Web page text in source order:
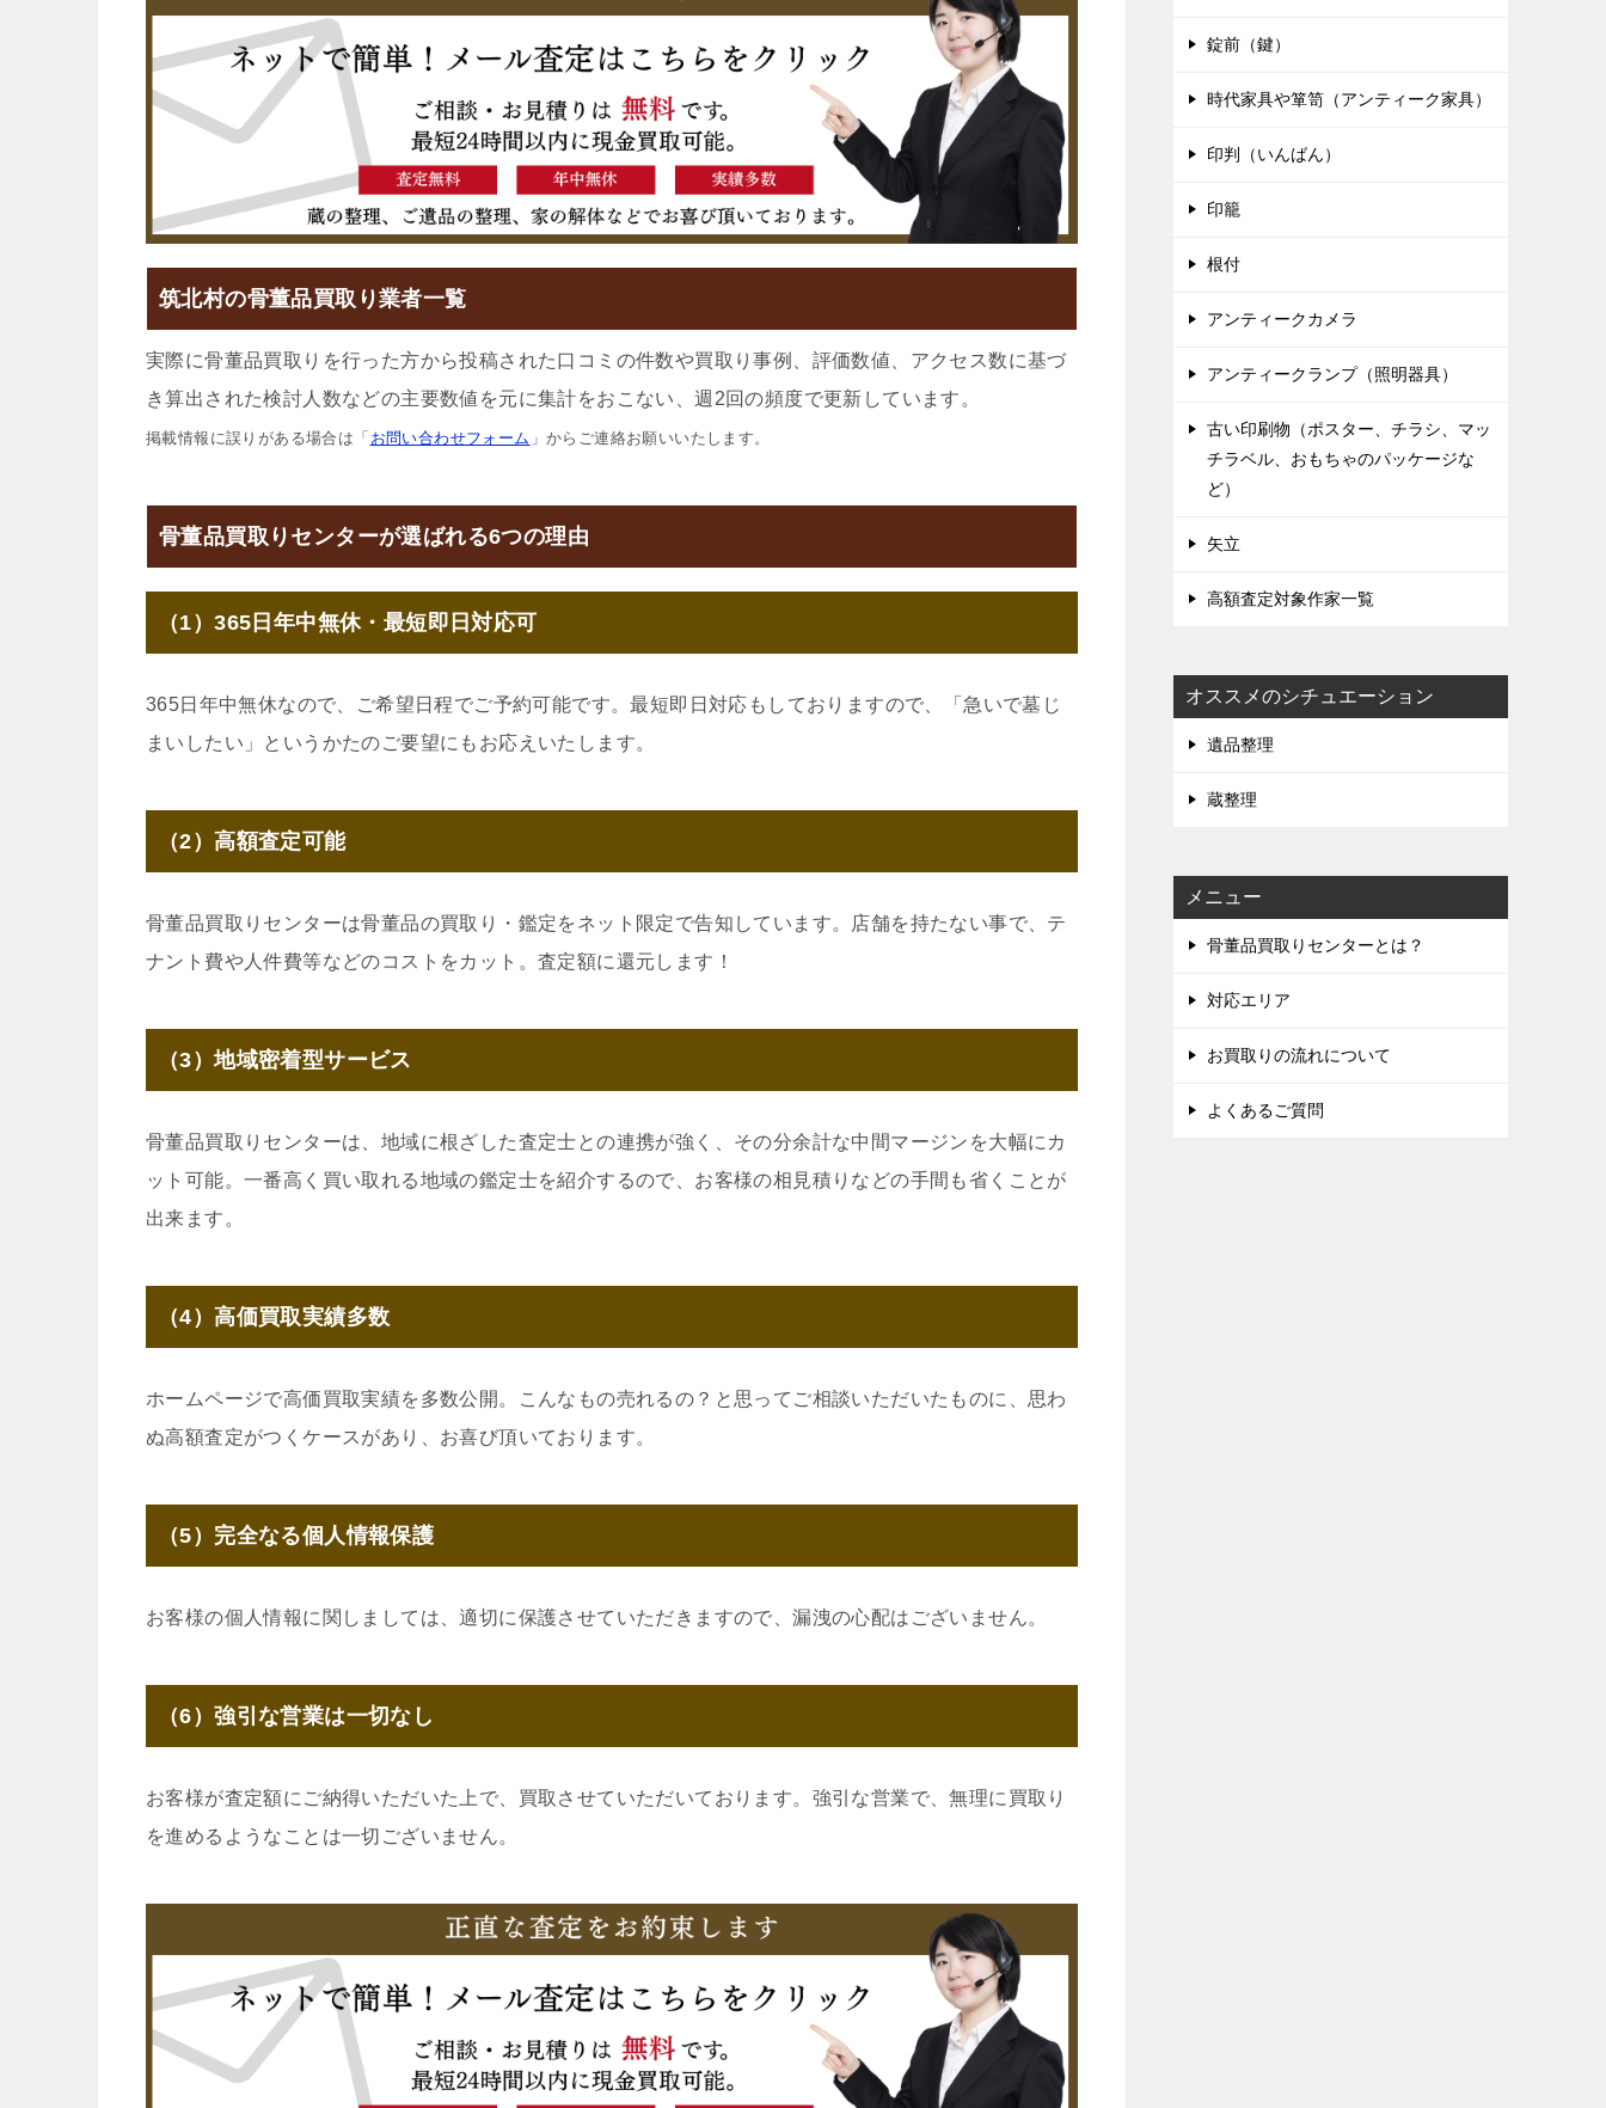
筑北村の骨董品買取り業者一覧
実際に骨董品買取りを行った方から投稿された口コミの件数や買取り事例、評価数値、アクセス数に基づ
き算出された検討人数などの主要数値を元に集計をおこない、週2回の頻度で更新しています。
掲載情報に誤りがある場合は「 お問い合わせフォーム 」からご連絡お願いいたします。
骨董品買取りセンターが選ばれる6つの理由
（1）365日年中無休・最短即日対応可
365日年中無休なので、ご希望日程でご予約可能です。最短即日対応もしておりますので、「急いで墓じ
まいしたい」というかたのご要望にもお応えいたします。
（2）高額査定可能
骨董品買取りセンターは骨董品の買取り・鑑定をネット限定で告知しています。店舗を持たない事で、テ
ナント費や人件費等などのコストをカット。査定額に還元します！
（3）地域密着型サービス
骨董品買取りセンターは、地域に根ざした査定士との連携が強く、その分余計な中間マージンを大幅にカ
ット可能。一番高く買い取れる地域の鑑定士を紹介するので、お客様の相見積りなどの手間も省くことが
出来ます。
（4）高価買取実績多数
ホームページで高価買取実績を多数公開。こんなもの売れるの？と思ってご相談いただいたものに、思わ
ぬ高額査定がつくケースがあり、お喜び頂いております。
（5）完全なる個人情報保護
お客様の個人情報に関しましては、適切に保護させていただきますので、漏洩の心配はございません。
（6）強引な営業は一切なし
お客様が査定額にご納得いただいた上で、買取させていただいております。強引な営業で、無理に買取り
を進めるようなことは一切ございません。
錠前（鍵）
時代家具や箪笥（アンティーク家具）
印判（いんばん）
印籠
根付
アンティークカメラ
アンティークランプ（照明器具）
古い印刷物（ポスター、チラシ、マッ
チラベル、おもちゃのパッケージな
ど）
矢立
高額査定対象作家一覧
オススメのシチュエーション
遺品整理
蔵整理
メニュー
骨董品買取りセンターとは？
対応エリア
お買取りの流れについて
よくあるご質問